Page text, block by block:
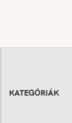
KATEGÓRIÁK